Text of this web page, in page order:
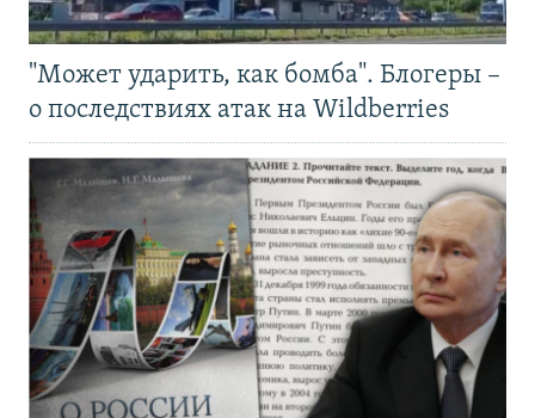
"Может ударить, как бомба". Блогеры –
о последствиях атак на Wildberries